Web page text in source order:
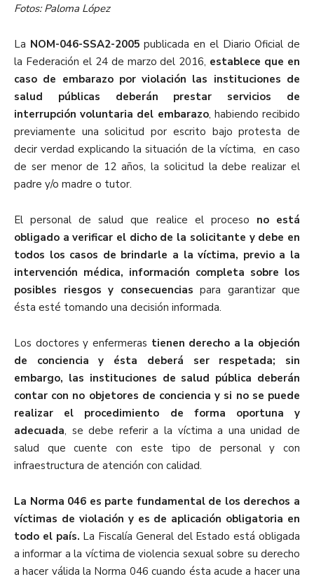
Fotos: Paloma López
La NOM-046-SSA2-2005 publicada en el Diario Oficial de
la Federación el 24 de marzo del 2016, establece que en
caso de embarazo por violación las instituciones de
salud públicas deberán prestar servicios de
interrupción voluntaria del embarazo, habiendo recibido
previamente una solicitud por escrito bajo protesta de
decir verdad explicando la situación de la víctima, en caso
de ser menor de 12 años, la solicitud la debe realizar el
padre y/o madre o tutor.
El personal de salud que realice el proceso no está
obligado a verificar el dicho de la solicitante y debe en
todos los casos de brindarle a la víctima, previo a la
intervención médica, información completa sobre los
posibles riesgos y consecuencias para garantizar que
ésta esté tomando una decisión informada.
Los doctores y enfermeras tienen derecho a la objeción
de conciencia y ésta deberá ser respetada; sin
embargo, las instituciones de salud pública deberán
contar con no objetores de conciencia y si no se puede
realizar el procedimiento de forma oportuna y
adecuada, se debe referir a la víctima a una unidad de
salud que cuente con este tipo de personal y con
infraestructura de atención con calidad.
La Norma 046 es parte fundamental de los derechos a
víctimas de violación y es de aplicación obligatoria en
todo el país. La Fiscalía General del Estado está obligada
a informar a la víctima de violencia sexual sobre su derecho
a hacer válida la Norma 046 cuando ésta acude a hacer una